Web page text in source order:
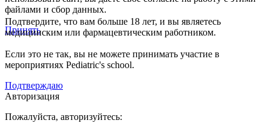
файлами и сбор данных.
Принять
Подтвердите, что вам больше 18 лет, и вы являетесь
медицинским или фармацевтическим работником.
Если это не так, вы не можете принимать участие в
мероприятиях Pediatric's school.
Подтверждаю
Авторизация
Пожалуйста, авторизуйтесь: